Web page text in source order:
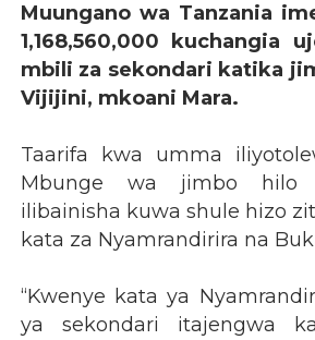
Muungano wa Tanzania
1,168,560,000 kuchangia
mbili za sekondari katika
Vijijini, mkoani Mara.
Taarifa kwa umma
Mbunge wa jimbo hilo
ilibainisha kuwa shule hizo
kata za Nyamrandirira na
“Kwenye kata ya
ya sekondari itajengwa